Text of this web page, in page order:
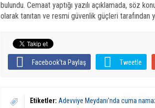
bulundu. Cemaat yaptığı yazılı açıklamada, söz
olarak tanıtan ve resmi güvenlik güçleri tarafından
Facebook'ta Paylaş Tweetle
Etiketler: Adevviye Meydanı'nda cuma